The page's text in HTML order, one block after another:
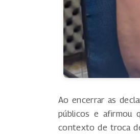
Ao encerrar as
públicos e afirmou
contexto de troca